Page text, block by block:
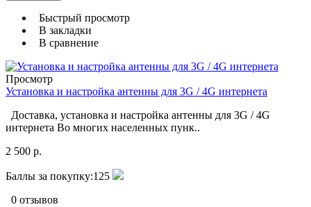
Быстрый просмотр
В закладки
В сравнение
Просмотр
Установка и настройка антенны для 3G / 4G интернета
Доставка, установка и настройка антенны для 3G / 4G
интернета Во многих населенных пунк..
2 500 р.
Баллы за покупку:125
0 отзывов